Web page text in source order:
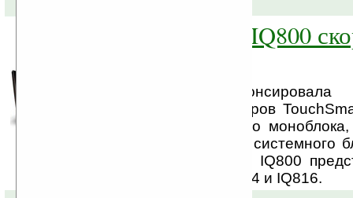
HP TouchSmart IQ800
Компания HP
настольных компьютеров
форм-факторе единого
себя все компоненты системного
HP TouchSmart серии IQ800
модификациях — IQ804 и IQ816.